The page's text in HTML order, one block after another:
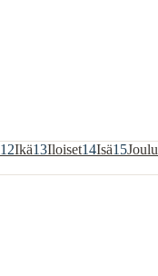
12Ikä13Iloiset14Isä15Joulu